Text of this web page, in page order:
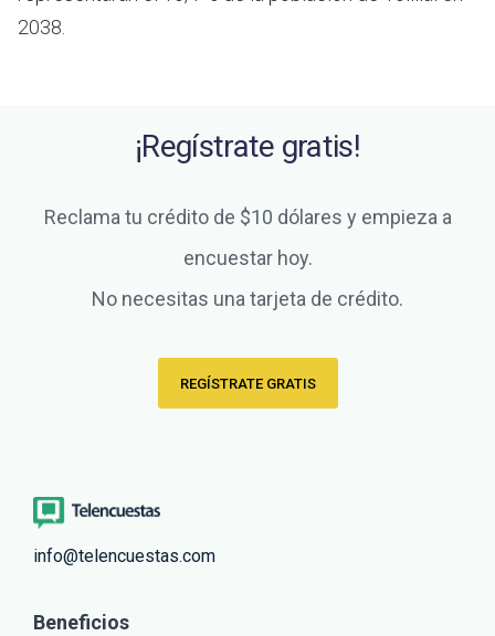
2038.
¡Regístrate gratis!
Reclama tu crédito de $10 dólares y empieza a
encuestar hoy.
No necesitas una tarjeta de crédito.
REGÍSTRATE GRATIS
info@telencuestas.com
Beneficios